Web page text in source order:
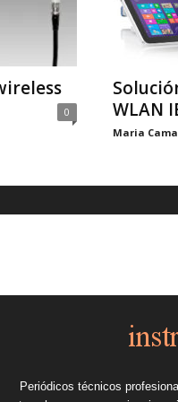
0
WLAN
Maria
Periódicos técnicos